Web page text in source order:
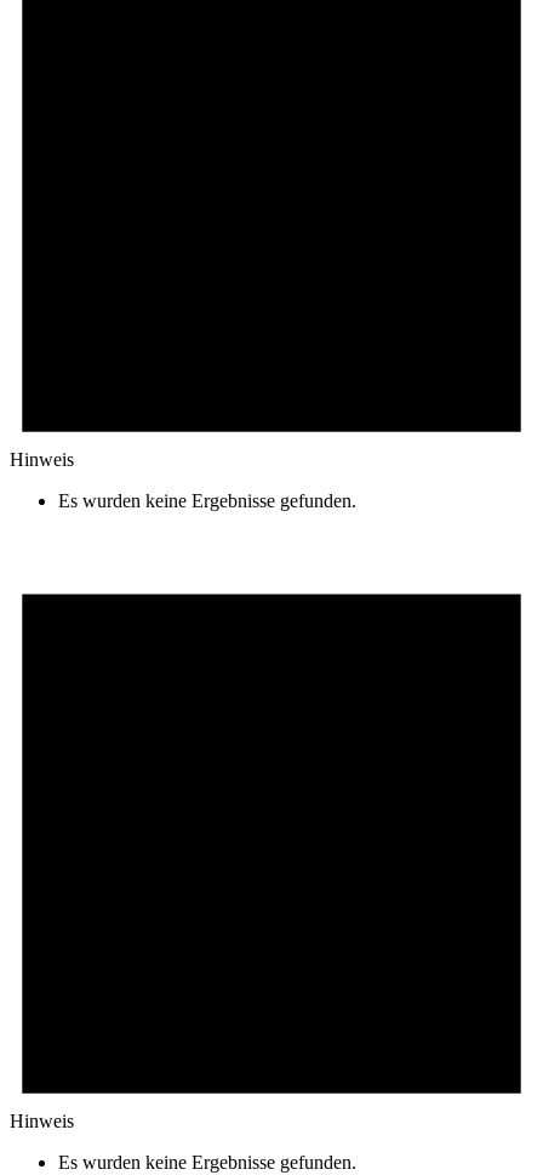
Hinweis
Es wurden keine Ergebnisse gefunden.
Hinweis
Es wurden keine Ergebnisse gefunden.